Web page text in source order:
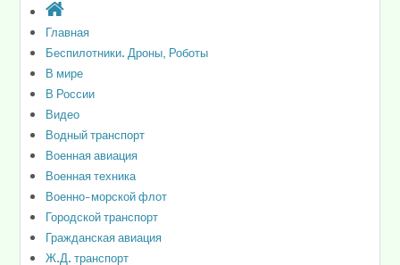
Главная
Беспилотники. Дроны, Роботы
В мире
В России
Видео
Водный транспорт
Военная авиация
Военная техника
Военно-морской флот
Городской транспорт
Гражданская авиация
Ж.Д. транспорт